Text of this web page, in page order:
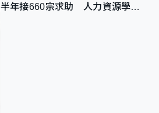
半年接660宗求助 人力資源學